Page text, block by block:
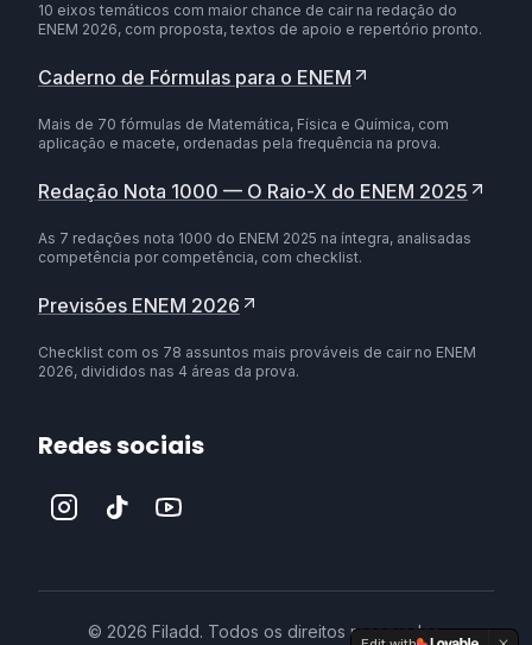
10 eixos temáticos com maior chance de cair na redação do
ENEM 2026, com proposta, textos de apoio e repertório pronto.
Caderno de Fórmulas para o ENEM
Mais de 70 fórmulas de Matemática, Física e Química, com
aplicação e macete, ordenadas pela frequência na prova.
Redação Nota 1000 — O Raio-X do ENEM 2025
As 7 redações nota 1000 do ENEM 2025 na íntegra, analisadas
competência por competência, com checklist.
Previsões ENEM 2026
Checklist com os 78 assuntos mais prováveis de cair no ENEM
2026, divididos nas 4 áreas da prova.
Redes sociais
© 2026 Filadd. Todos os direitos reservados.